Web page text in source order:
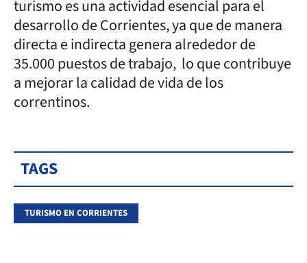
turismo es una actividad esencial para el
desarrollo de Corrientes, ya que de manera
directa e indirecta genera alrededor de
35.000 puestos de trabajo, lo que contribuye
a mejorar la calidad de vida de los
correntinos.
TAGS
TURISMO EN CORRIENTES